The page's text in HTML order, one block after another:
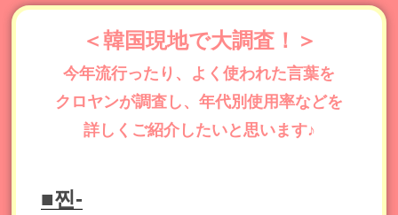
＜韓国現地で大調査！＞
今年流行ったり、よく使われた言葉を
クロヤンが調査し、年代別使用率などを
詳しくご紹介したいと思います♪
■찐-